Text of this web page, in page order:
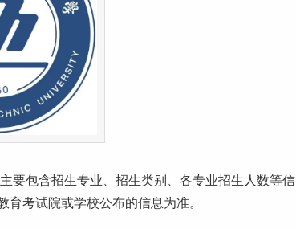
要包含招生专业、招生类别、各专业招生人数等信
考试院或学校公布的信息为准。